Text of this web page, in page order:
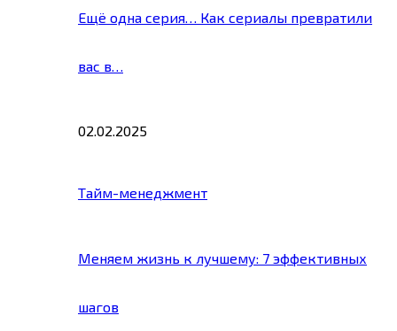
Ещё одна серия… Как сериалы превратили
вас в…
02.02.2025
Тайм-менеджмент
Меняем жизнь к лучшему: 7 эффективных
шагов